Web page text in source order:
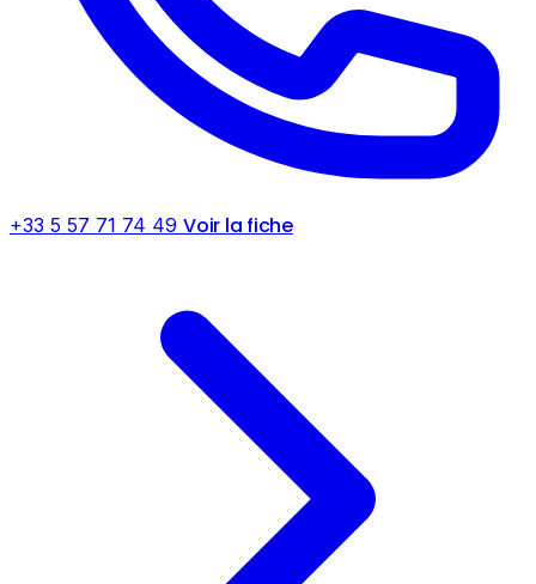
+33 5 57 71 74 49 Voir la fiche